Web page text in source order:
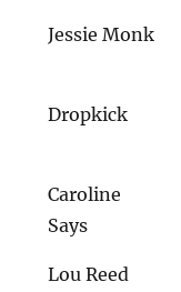
Jessie Monk
Dropkick
Caroline
Says
Lou Reed